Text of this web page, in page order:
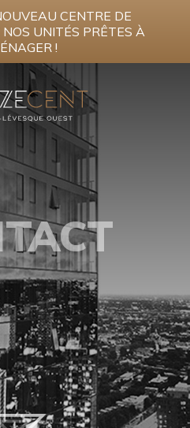
CENTRE DE
UNITÉS PRÊTES À
!
MAINTENANT